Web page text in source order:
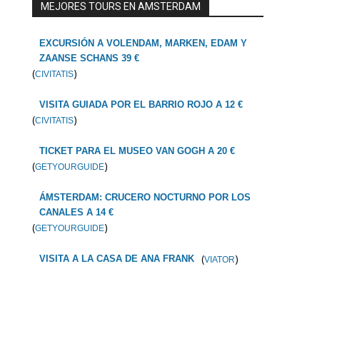
MEJORES TOURS EN AMSTERDAM
EXCURSIÓN A VOLENDAM, MARKEN, EDAM Y
ZAANSE SCHANS 39 €
(CIVITATIS)
VISITA GUIADA POR EL BARRIO ROJO A 12 €
(CIVITATIS)
TICKET PARA EL MUSEO VAN GOGH A 20 €
(GETYOURGUIDE)
ÁMSTERDAM: CRUCERO NOCTURNO POR LOS
CANALES A 14 €
(GETYOURGUIDE)
VISITA A LA CASA DE ANA FRANK (VIATOR)